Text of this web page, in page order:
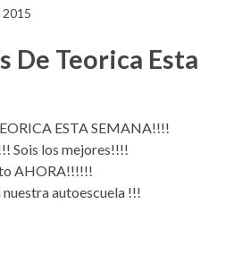
2015
De Teorica Esta
ESTA SEMANA!!!!
Sois los mejores!!!!
AHORA!!!!!!
autoescuela !!!